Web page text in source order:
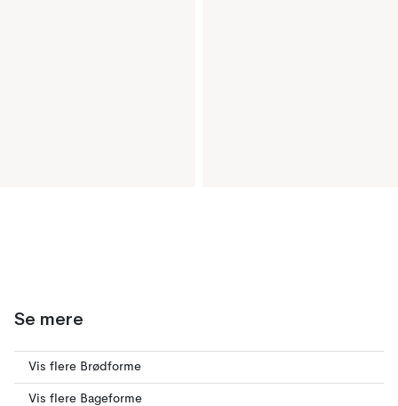
Se mere
Vis flere Brødforme
Vis flere Bageforme